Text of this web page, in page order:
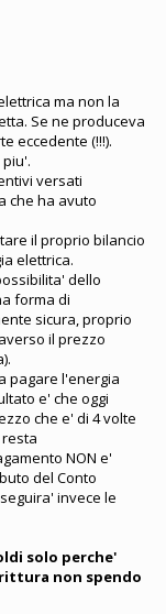
ma non la
Se ne produceva
eccedente (!!!).
versati
che ha avuto
il proprio bilancio
elettrica.
dello
forma di
sicura, proprio
il prezzo
pagare l'energia
e' che oggi
che e' di 4 volte
resta
NON e'
del Conto
invece le
solo perche'
non spendo